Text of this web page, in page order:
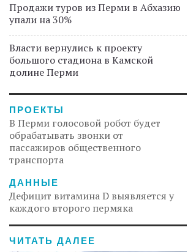
Продажи туров из Перми в Абхазию
упали на 30%
Власти вернулись к проекту
большого стадиона в Камской
долине Перми
ПРОЕКТЫ
В Перми голосовой робот будет
обрабатывать звонки от
пассажиров общественного
транспорта
ДАННЫЕ
Дефицит витамина D выявляется у
каждого второго пермяка
ЧИТАТЬ ДАЛЕЕ